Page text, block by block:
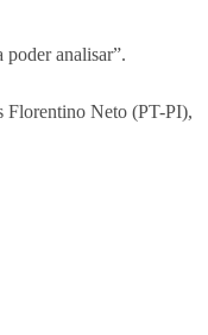
analisar”.
Florentino Neto (PT-PI),